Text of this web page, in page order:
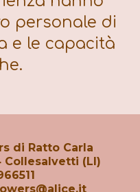
personale di
e le capacità
di Ratto Carla
Collesalvetti (LI)